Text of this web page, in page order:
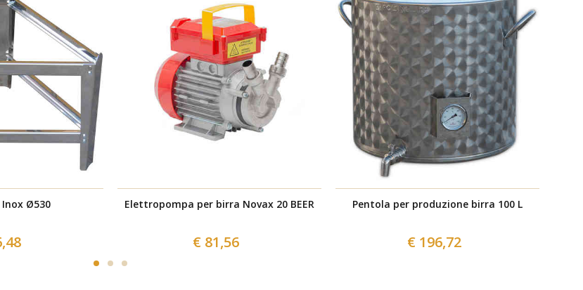
Ø530 Elettropompa per birra Novax 20 BEER
€ 81,56
Pentola per produzione birra 100 L
€ 196,72